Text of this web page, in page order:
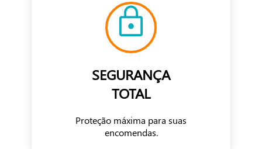
SEGURANÇA
TOTAL
Proteção máxima para suas
encomendas.